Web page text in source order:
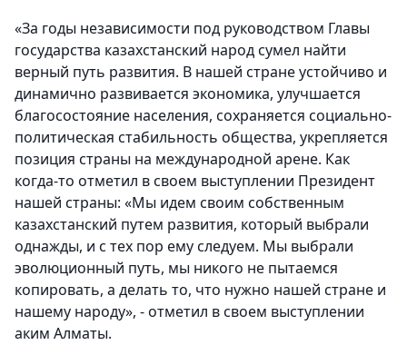
«За годы независимости под руководством Главы
государства казахстанский народ сумел найти
верный путь развития. В нашей стране устойчиво и
динамично развивается экономика, улучшается
благосостояние населения, сохраняется социально-
политическая стабильность общества, укрепляется
позиция страны на международной арене. Как
когда-то отметил в своем выступлении Президент
нашей страны: «Мы идем своим собственным
казахстанский путем развития, который выбрали
однажды, и с тех пор ему следуем. Мы выбрали
эволюционный путь, мы никого не пытаемся
копировать, а делать то, что нужно нашей стране и
нашему народу», - отметил в своем выступлении
аким Алматы.